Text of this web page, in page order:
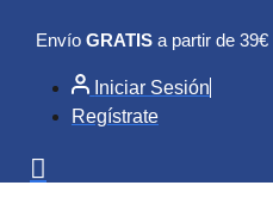
contenido
Envío GRATIS a partir de 39€
Iniciar Sesión
Regístrate